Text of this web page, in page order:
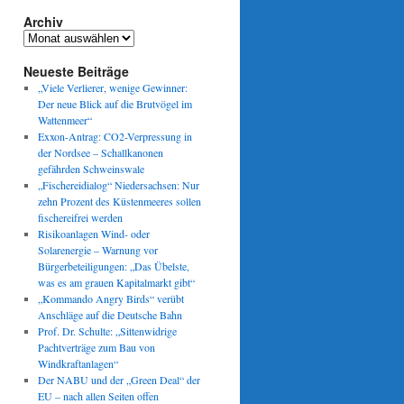
Archiv
Archiv
Neueste Beiträge
„Viele Verlierer, wenige Gewinner:
Der neue Blick auf die Brutvögel im
Wattenmeer“
Exxon-Antrag: CO2-Verpressung in
der Nordsee – Schallkanonen
gefährden Schweinswale
„Fischereidialog“ Niedersachsen: Nur
zehn Prozent des Küstenmeeres sollen
fischereifrei werden
Risikoanlagen Wind- oder
Solarenergie – Warnung vor
Bürgerbeteiligungen: „Das Übelste,
was es am grauen Kapitalmarkt gibt“
„Kommando Angry Birds“ verübt
Anschläge auf die Deutsche Bahn
Prof. Dr. Schulte: „Sittenwidrige
Pachtverträge zum Bau von
Windkraftanlagen“
Der NABU und der „Green Deal“ der
EU – nach allen Seiten offen